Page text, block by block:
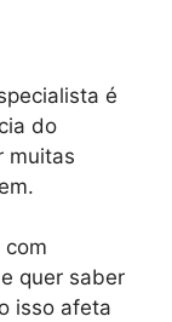
é
do
muitas
com
quer saber
isso afeta